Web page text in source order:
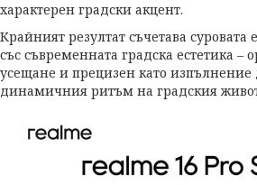
характерен градски акцент.
Крайният резултат съчетава
със съвременната градска естетика –
усещане и прецизен като изпълнение
динамичния ритъм на градския